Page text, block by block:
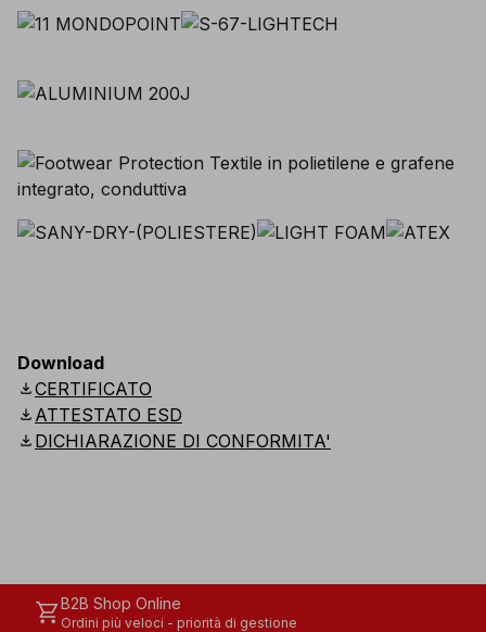
Download
downloadCERTIFICATO
download ATTESTATO ESD
download DICHIARAZIONE DI CONFORMITA'
shopping_cartB2B Shop Online
Ordini più veloci - priorità di gestione